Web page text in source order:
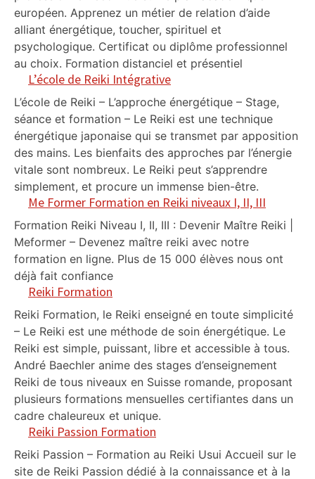
européen. Apprenez un métier de relation d’aide
alliant énergétique, toucher, spirituel et
psychologique. Certificat ou diplôme professionnel
au choix. Formation distanciel et présentiel
L’école de Reiki Intégrative
L’école de Reiki – L’approche énergétique – Stage,
séance et formation – Le Reiki est une technique
énergétique japonaise qui se transmet par apposition
des mains. Les bienfaits des approches par l’énergie
vitale sont nombreux. Le Reiki peut s’apprendre
simplement, et procure un immense bien-être.
Me Former Formation en Reiki niveaux I, II, III
Formation Reiki Niveau I, II, III : Devenir Maître Reiki |
Meformer – Devenez maître reiki avec notre
formation en ligne. Plus de 15 000 élèves nous ont
déjà fait confiance
Reiki Formation
Reiki Formation, le Reiki enseigné en toute simplicité
– Le Reiki est une méthode de soin énergétique. Le
Reiki est simple, puissant, libre et accessible à tous.
André Baechler anime des stages d’enseignement
Reiki de tous niveaux en Suisse romande, proposant
plusieurs formations mensuelles certifiantes dans un
cadre chaleureux et unique.
Reiki Passion Formation
Reiki Passion – Formation au Reiki Usui Accueil sur le
site de Reiki Passion dédié à la connaissance et à la